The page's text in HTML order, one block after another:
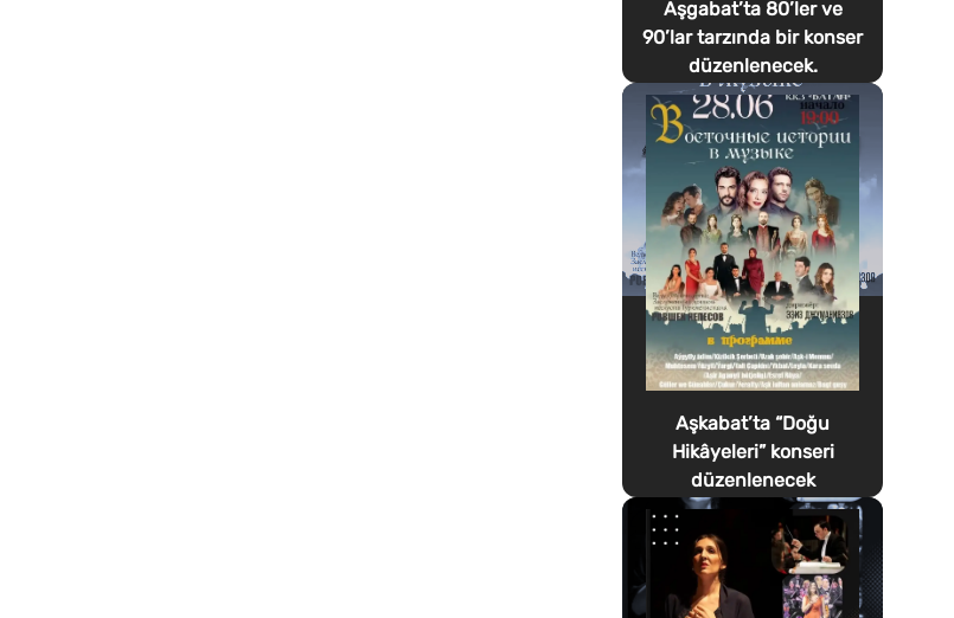
Aşgabat’ta 80’ler ve
90’lar tarzında bir konser
düzenlenecek.
Aşkabat’ta “Doğu
Hikâyeleri” konseri
düzenlenecek